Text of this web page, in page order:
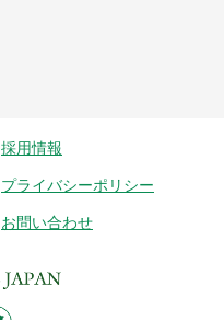
採用情報
プライバシーポリシー
お問い合わせ